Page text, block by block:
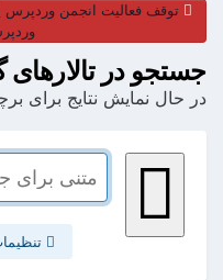
توقف فعالیت انجمن وردپرس
جستجو در تالارهای
در حال نمایش نتایج